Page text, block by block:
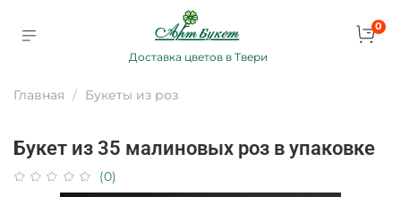
Доставка цветов в Твери
0
Главная Букеты из роз
Букет из 35 малиновых роз в упаковке
(0)